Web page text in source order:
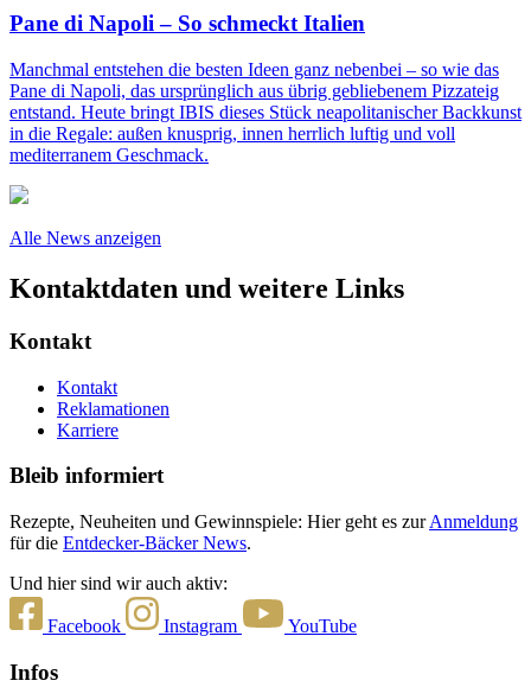
Pane di Napoli – So schmeckt Italien
Manchmal entstehen die besten Ideen ganz nebenbei – so wie das
Pane di Napoli, das ursprünglich aus übrig gebliebenem Pizzateig
entstand. Heute bringt IBIS dieses Stück neapolitanischer Backkunst
in die Regale: außen knusprig, innen herrlich luftig und voll
mediterranem Geschmack.
Alle News anzeigen
Kontaktdaten und weitere Links
Kontakt
Kontakt
Reklamationen
Karriere
Bleib informiert
Rezepte, Neuheiten und Gewinnspiele: Hier geht es zurAnmeldung
für die Entdecker-Bäcker News.
Und hier sind wir auch aktiv:
Facebook Instagram YouTube
Infos